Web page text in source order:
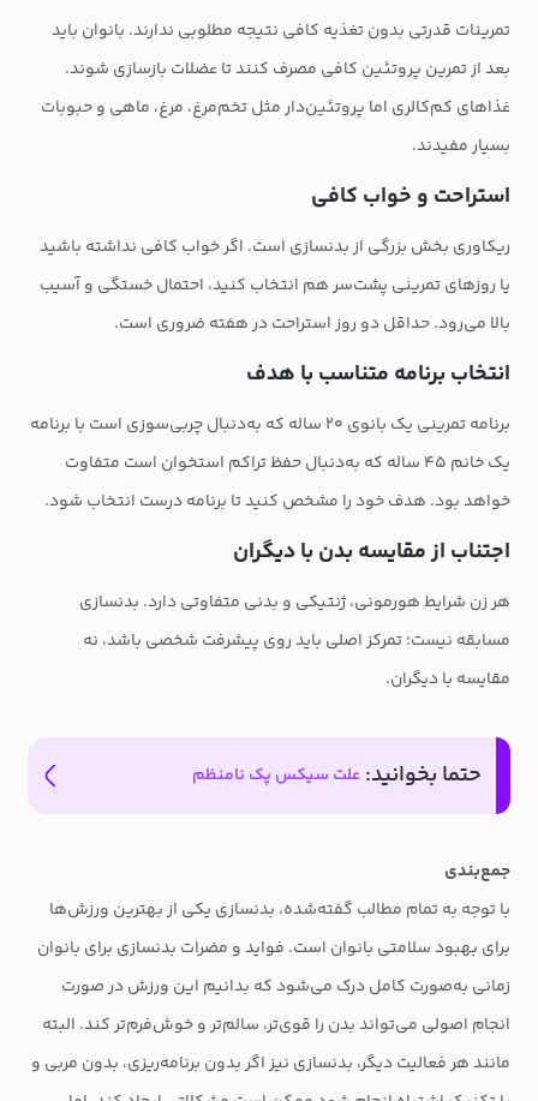
تمرینات قدرتی بدون تغذیه کافی نتیجه مطلوبی ندارند. بانوان باید
بعد از تمرین پروتئین کافی مصرف کنند تا عضلات بازسازی شوند.
غذاهای کم‌کالری اما پروتئین‌دار مثل تخم‌مرغ، مرغ، ماهی و حبوبات
بسیار مفیدند.
استراحت و خواب کافی
ریکاوری بخش بزرگی از بدنسازی است. اگر خواب کافی نداشته باشید
یا روزهای تمرینی پشت‌سر هم انتخاب کنید، احتمال خستگی و آسیب
بالا می‌رود. حداقل دو روز استراحت در هفته ضروری است.
انتخاب برنامه متناسب با هدف
برنامه تمرینی یک بانوی ۲۰ ساله که به‌دنبال چربی‌سوزی است با برنامه
یک خانم ۴۵ ساله که به‌دنبال حفظ تراکم استخوان است متفاوت
خواهد بود. هدف خود را مشخص کنید تا برنامه درست انتخاب شود.
اجتناب از مقایسه بدن با دیگران
هر زن شرایط هورمونی، ژنتیکی و بدنی متفاوتی دارد. بدنسازی
مسابقه نیست؛ تمرکز اصلی باید روی پیشرفت شخصی باشد، نه
مقایسه با دیگران.
حتما بخوانید: علت سیکس پک نامنظم
جمع‌بندی
با توجه به تمام مطالب گفته‌شده، بدنسازی یکی از بهترین ورزش‌ها
برای بهبود سلامتی بانوان است. فواید و مضرات بدنسازی برای بانوان
زمانی به‌صورت کامل درک می‌شود که بدانیم این ورزش در صورت
انجام اصولی می‌تواند بدن را قوی‌تر، سالم‌تر و خوش‌فرم‌تر کند. البته
مانند هر فعالیت دیگر، بدنسازی نیز اگر بدون برنامه‌ریزی، بدون مربی و